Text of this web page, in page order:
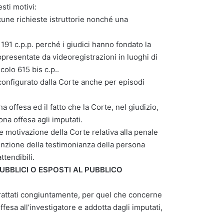
motivi:
richieste istruttorie nonché una
c.p.p. perché i giudici hanno fondato la
da videoregistrazioni in luoghi di
615 bis c.p..
dalla Corte anche per episodi
offesa ed il fatto che la Corte, nel giudizio,
offesa agli imputati.
motivazione della Corte relativa alla penale
della testimonianza della persona
O ESPOSTI AL PUBBLICO
congiuntamente, per quel che concerne
all’investigatore e addotta dagli imputati,